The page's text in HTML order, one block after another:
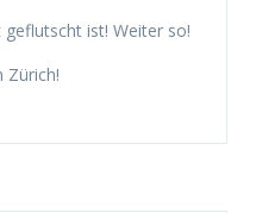
ist! Weiter so!
Zürich!